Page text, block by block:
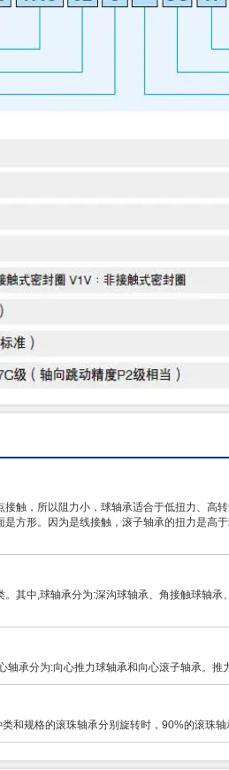
触，所以阻力小，球轴承适合于低扭力、高
方形。因为是线接触，滚子轴承的扭力是高
其中,球轴承分为:深沟球轴承、角接触球轴
承分为:向心推力球轴承和向心滚子轴承。推
和规格的滚珠轴承分别旋转时，90%的滚珠轴